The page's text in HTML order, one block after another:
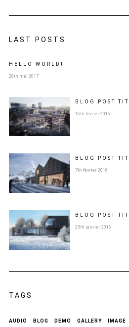
LAST POSTS
HELLO WORLD!
28th mai 2017
BLOG POST
16th février 2016
BLOG POST
7th février 2016
BLOG POST
25th janvier 2016
TAGS
AUDIO BLOG DEMO GALLERY IMAGE